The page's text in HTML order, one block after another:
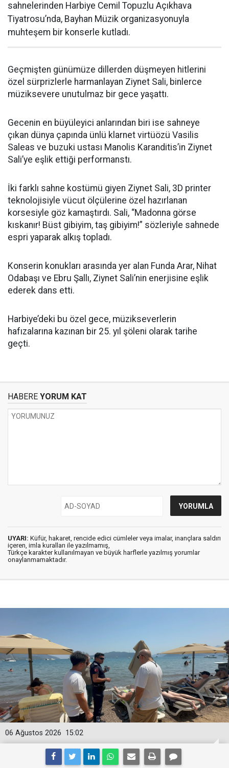
sahnelerinden Harbiye Cemil Topuzlu Açıkhava
Tiyatrosu’nda, Bayhan Müzik organizasyonuyla
muhteşem bir konserle kutladı.
Geçmişten günümüze dillerden düşmeyen hitlerini
özel sürprizlerle harmanlayan Ziynet Sali, binlerce
müziksevere unutulmaz bir gece yaşattı.
Gecenin en büyüleyici anlarından biri ise sahneye
çıkan dünya çapında ünlü klarnet virtüözü Vasilis
Saleas ve buzuki ustası Manolis Karanditis’in Ziynet
Sali’ye eşlik ettiği performanstı.
İki farklı sahne kostümü giyen Ziynet Sali, 3D printer
teknolojisiyle vücut ölçülerine özel hazırlanan
korsesiyle göz kamaştırdı. Sali, “Madonna görse
kıskanır! Büst gibiyim, taş gibiyim!” sözleriyle sahnede
espri yaparak alkış topladı.
Konserin konukları arasında yer alan Funda Arar, Nihat
Odabaşı ve Ebru Şallı, Ziynet Sali’nin enerjisine eşlik
ederek dans etti.
Harbiye’deki bu özel gece, müzikseverlerin
hafızalarına kazınan bir 25. yıl şöleni olarak tarihe
geçti.
HABERE YORUM KAT
UYARI: Küfür, hakaret, rencide edici cümleler veya imalar, inançlara saldırı
içeren, imla kuralları ile yazılmamış,
Türkçe karakter kullanılmayan ve büyük harflerle yazılmış yorumlar
onaylanmamaktadır.
15:02
06 Ağustos 2026